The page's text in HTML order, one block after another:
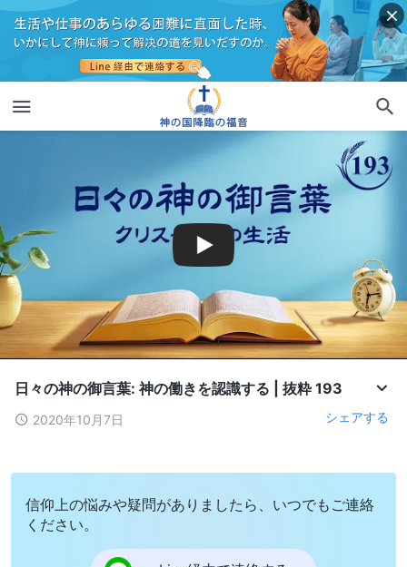
日々の神の御言葉: 神の働きを認識する | 抜粋 193
2020年10月7日 シェアする
信仰上の悩みや疑問がありましたら、いつでもご連絡
ください。